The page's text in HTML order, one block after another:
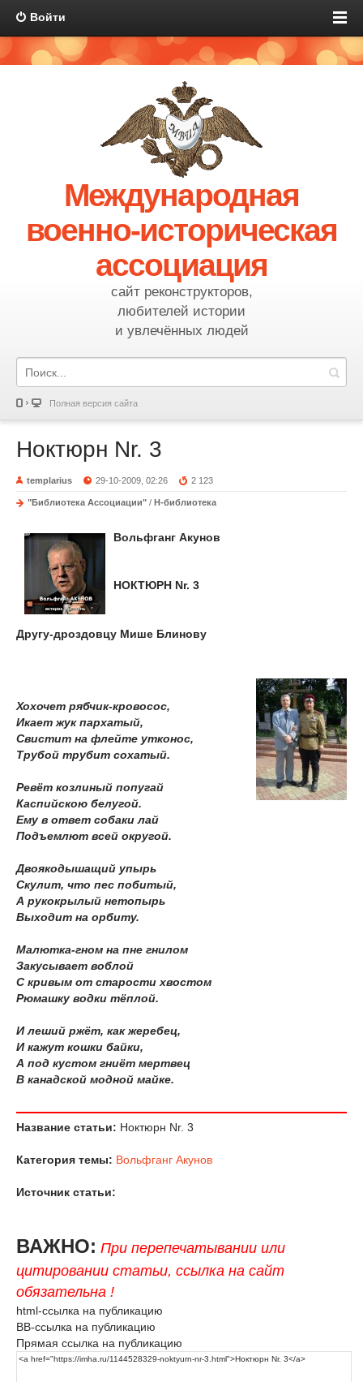
Войти
Международная
военно-историческая
ассоциация
сайт реконструкторов,
любителей истории
и увлечённых людей
Полная версия сайта
Ноктюрн Nr. 3
templarius 29-10-2009, 02:26 2 123
"Библиотека Ассоциации" / Н-библиотека
Вольфганг Акунов
НОКТЮРН Nr. 3
Другу-дроздовцу Мише Блинову
Хохочет рябчик-кровосос,
Икает жук пархатый,
Свистит на флейте утконос,
Трубой трубит сохатый.
Ревёт козлиный попугай
Каспийскою белугой.
Ему в ответ собаки лай
Подъемлют всей округой.
Двоякодышащий упырь
Скулит, что пес побитый,
А рукокрылый нетопырь
Выходит на орбиту.
Малютка-гном на пне гнилом
Закусывает воблой
С кривым от старости хвостом
Рюмашку водки тёплой.
И леший ржёт, как жеребец,
И кажут кошки байки,
А под кустом гниёт мертвец
В канадской модной майке.
Название статьи: Ноктюрн Nr. 3
Категория темы: Вольфганг Акунов
Источник статьи:
ВАЖНО: При перепечатывании или
цитировании статьи, ссылка на сайт
обязательна !
html-ссылка на публикацию
BB-ссылка на публикацию
Прямая ссылка на публикацию